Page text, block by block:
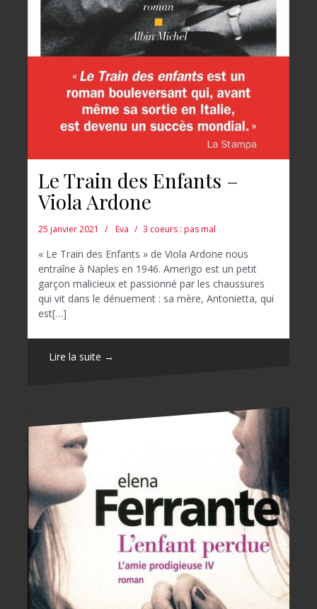
Le Train des Enfants –
Viola Ardone
25 janvier 2021 Eva 3 coeurs : pas mal
« Le Train des Enfants » de Viola Ardone nous
entraîne à Naples en 1946. Amerigo est un petit
garçon malicieux et passionné par les chaussures
qui vit dans le dénuement : sa mère, Antonietta, qui
est[…]
Lire la suite →